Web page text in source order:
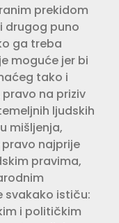
prekidom
drugog puno
ga treba
moguće jer bi
tako i
na priziv
ljudskih
mišljenja,
najprije
pravima,
svakako ističu:
i političkim